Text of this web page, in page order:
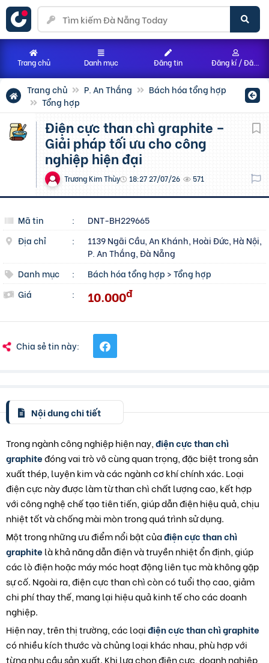
Trang chủ P. An Thắng
Bách hóa tổng hợp
Tổng hợp
Điện cực than chì graphite –
Giải pháp tối ưu cho công
nghiệp hiện đại
Trương Kim Thùy 18:27 27/07/26 571
Mã tin :
DNT-BH229665
Địa chỉ
:
1139 Ngãi Cầu, An Khánh, Hoài Đức, Hà Nội,
P. An Thắng, Đà Nẵng
Danh mục
: Bách hóa tổng hợp >Tổng hợp
Giá
: 10.000đ
Chia sẻ tin này:
Nội dung chi tiết
Trong ngành công nghiệp hiện nay, điện cực than chì
graphiteđóng vai trò vô cùng quan trọng, đặc biệt trong sản
xuất thép, luyện kim và các ngành cơ khí chính xác. Loại
điện cực này được làm từ than chì chất lượng cao, kết hợp
với công nghệ chế tạo tiên tiến, giúp dẫn điện hiệu quả, chịu
nhiệt tốt và chống mài mòn trong quá trình sử dụng.
Một trong những ưu điểm nổi bật củađiện cực than chì
graphite là khả năng dẫn điện và truyền nhiệt ổn định, giúp
các lò điện hoặc máy móc hoạt động liên tục mà không gặp
sự cố. Ngoài ra, điện cực than chì còn có tuổi thọ cao, giảm
chi phí thay thế, mang lại hiệu quả kinh tế cho các doanh
nghiệp.
Hiện nay, trên thị trường, các loạiđiện cực than chì graphite
có nhiều kích thước và chủng loại khác nhau, phù hợp với
từng nhu cầu sản xuất. Khi lựa chọn điện cực, doanh nghiệp
Trang chủ Danh mục Đăng tin